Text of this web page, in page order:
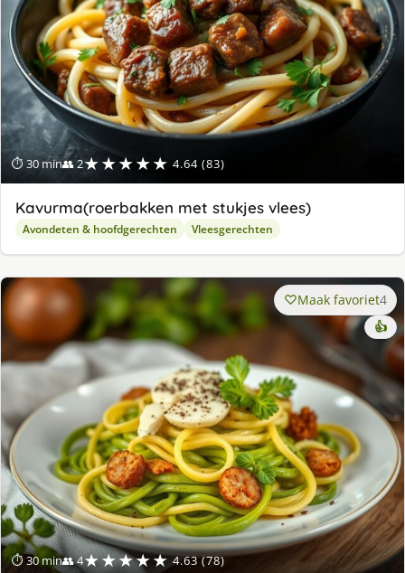
⏱ 30 min👥 2★★★★★ 4.64 (83)
Kavurma(roerbakken met stukjes vlees)
Avondeten & hoofdgerechten Vleesgerechten
⏱ 30 min👥 4★★★★★ 4.63 (78)
Maak favoriet4
👍